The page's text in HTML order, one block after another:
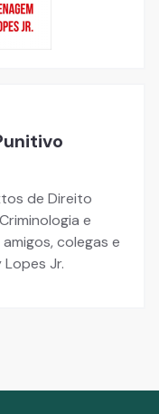
de Direito
e
colegas e
Jr.